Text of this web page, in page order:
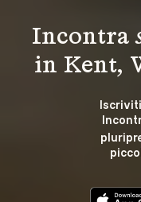
Incontra
in Kent,